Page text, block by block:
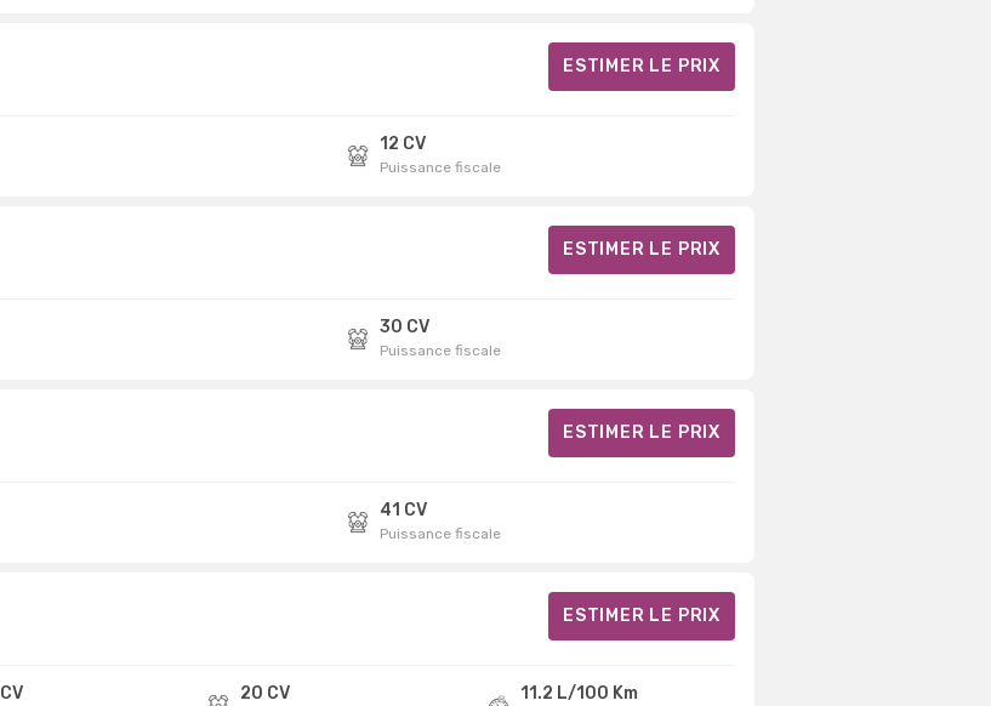
ESTIMER LE PRIX
12 CV
Puissance fiscale
ESTIMER LE PRIX
30 CV
Puissance fiscale
ESTIMER LE PRIX
41 CV
Puissance fiscale
ESTIMER LE PRIX
20 CV 11.2 L/100 Km